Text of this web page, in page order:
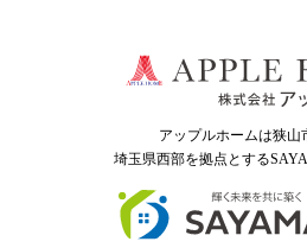
アップルホームは狭山
埼玉県西部を拠点とする